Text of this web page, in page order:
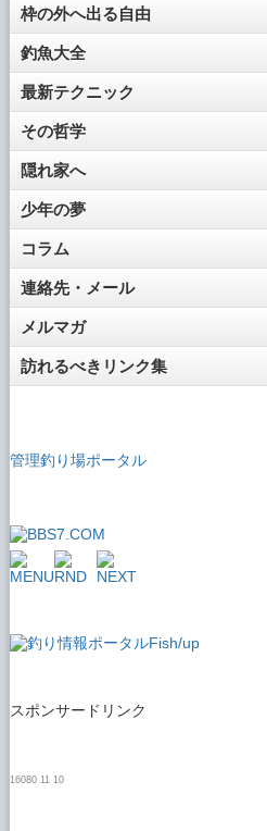
枠の外へ出る自由
釣魚大全
最新テクニック
その哲学
隠れ家へ
少年の夢
コラム
連絡先・メール
メルマガ
訪れるべきリンク集
管理釣り場ポータル
スポンサードリンク
16080 11 10